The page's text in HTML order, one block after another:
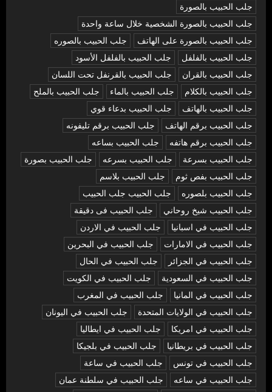
جلب الحبيب بالصورة
جلب الحبيب بالصورة الشخصية خلال ساعة واحدة
جلب الحبيب بالصورة على الهاتف
جلب الحبيب بالصوره
جلب الحبيب بالفلفل
جلب الحبيب بالفلفل الأسود
جلب الحبيب بالقران
جلب الحبيب بالقرنفل تحت اللسان
جلب الحبيب بالكلام
جلب الحبيب بالماء
جلب الحبيب بالملح
جلب الحبيب بالهاتف
جلب الحبيب بدعاء قوي
جلب الحبيب برقم الهاتف
جلب الحبيب برقم تليفونه
جلب الحبيب برقم هاتفه
جلب الحبيب بساعه
جلب الحبيب بسرعة
جلب الحبيب بسرعه
جلب الحبيب بصورة
جلب الحبيب بفص ثوم
جلب الحبيب بلاسم
جلب الحبيب بلصوره
جلب الحبيب جلب الحبيب
جلب الحبيب شيخ روحاني
جلب الحبيب فى دقيقة
جلب الحبيب في اسبانيا
جلب الحبيب في الاردن
جلب الحبيب في الامارات
جلب الحبيب في البحرين
جلب الحبيب في الجزائر
جلب الحبيب في الحال
جلب الحبيب في السعودية
جلب الحبيب في الكويت
جلب الحبيب في المانيا
جلب الحبيب في المغرب
جلب الحبيب في الولايات المتحدة
جلب الحبيب في اليونان
جلب الحبيب في امريكا
جلب الحبيب في ايطاليا
جلب الحبيب في بريطانيا
جلب الحبيب في بلجيكا
جلب الحبيب في تونس
جلب الحبيب في ساعة
جلب الحبيب في ساعه
جلب الحبيب في سلطنة عمان